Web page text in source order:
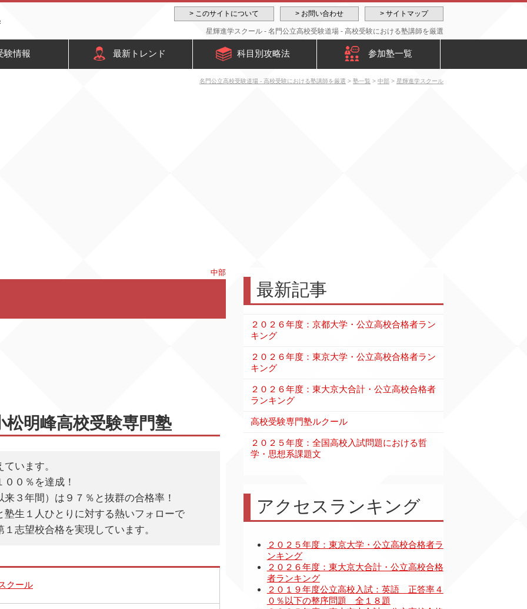
> サイトマップ
> お問い合わせ
> このサイトについて
星輝進学スクール - 名門公立高校受験道場 - 高校受験における塾講師を厳選
験情報 最新トレンド 科目別攻略法 参加塾一覧
名門公立高校受験道場 - 高校受験における塾講師を厳選 > 塾一覧 > 中部 > 星輝進学スクール
中部
明峰高校受験専門塾
います。
０％を達成！
３年間）は９７％と抜群の合格率！
生１人ひとりに対する熱いフォローで
志望校合格を実現しています。
クール
最新記事
２０２６年度：京都大学・公立高校合格者ラン
キング
２０２６年度：東京大学・公立高校合格者ラン
キング
２０２６年度：東大京大合計・公立高校合格者
ランキング
高校受験専門塾ルクール
２０２５年度：全国高校入試問題における哲
学・思想系課題文
アクセスランキング